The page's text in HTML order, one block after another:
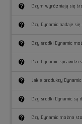
contact_support Czym wyróżniają się
contact_support Czy Dynamic nadaje
contact_support Czy środki Dynamic
contact_support Czy Dynamic
contact_support Jakie produkty
contact_support Czy środki Dynamic są
contact_support Czy Dynamic można